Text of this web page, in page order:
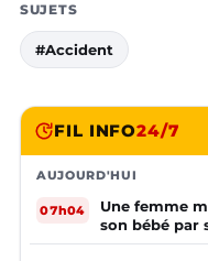
SUJETS
#Accident
FIL INFO24/7
AUJOURD'HUI
07h04
Une femme
son bébé par